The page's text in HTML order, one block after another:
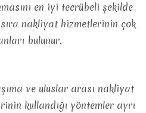
en iyi tecrübeli şekilde
nakliyat hizmetlerinin çok
bulunur.
ve uluslar arası nakliyat
kullandığı yöntemler ayrı